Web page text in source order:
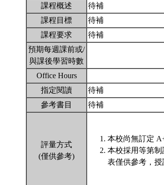
課程概述
待補
課程目標
待補
課程要求
待補
預期每週課前或/
與課後學習時數
Office Hours
指定閱讀
待補
參考書目
待補
評量方式
(僅供參考)
本校尚無訂定
本校採用等第
表僅供參考，